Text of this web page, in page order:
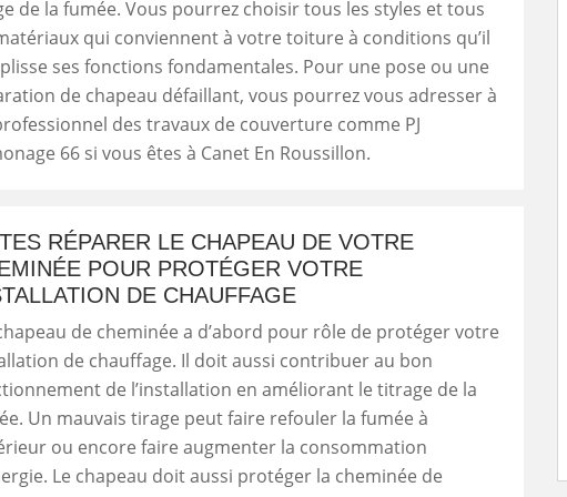
de la fumée. Vous pourrez choisir tous les styles et tous
qui conviennent à votre toiture à conditions qu’il
ses fonctions fondamentales. Pour une pose ou une
de chapeau défaillant, vous pourrez vous adresser à
des travaux de couverture comme PJ
66 si vous êtes à Canet En Roussillon.
RÉPARER LE CHAPEAU DE VOTRE
POUR PROTÉGER VOTRE
DE CHAUFFAGE
de cheminée a d’abord pour rôle de protéger votre
de chauffage. Il doit aussi contribuer au bon
de l’installation en améliorant le titrage de la
Un mauvais tirage peut faire refouler la fumée à
ou encore faire augmenter la consommation
Le chapeau doit aussi protéger la cheminée de